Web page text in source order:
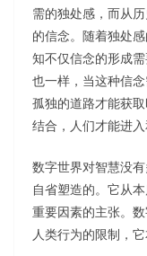
需的独处感，而从
的信念。随着独处
知不仅信念的形成
也一样，当这种信
孤独的道路才能获
结合，人们才能进入
数字世界对智慧没
自省塑造的。它从
重要因素的主张。
人类行为的限制，